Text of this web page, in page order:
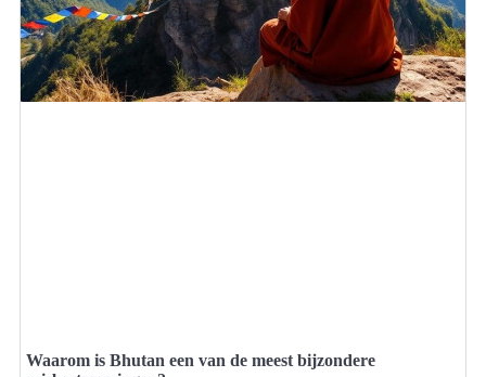
Waarom is Bhutan een van de meest bijzondere